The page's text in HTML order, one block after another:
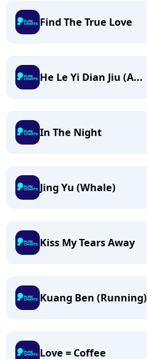
Find The True Love
He Le Yi Dian Jiu (A...
In The Night
Jing Yu (Whale)
Kiss My Tears Away
Kuang Ben (Running)
Love = Coffee